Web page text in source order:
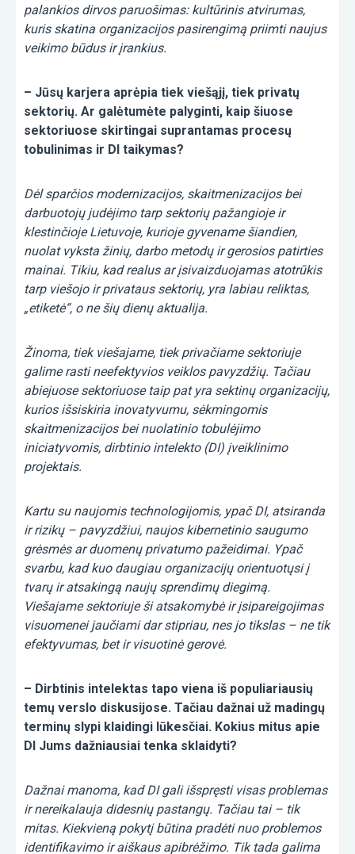
palankios dirvos paruošimas: kultūrinis atvirumas,
kuris skatina organizacijos pasirengimą priimti naujus
veikimo būdus ir įrankius.
– Jūsų karjera aprėpia tiek viešąjį, tiek privatų
sektorių. Ar galėtumėte palyginti, kaip šiuose
sektoriuose skirtingai suprantamas procesų
tobulinimas ir DI taikymas?
Dėl sparčios modernizacijos, skaitmenizacijos bei
darbuotojų judėjimo tarp sektorių pažangioje ir
klestinčioje Lietuvoje, kurioje gyvename šiandien,
nuolat vyksta žinių, darbo metodų ir gerosios patirties
mainai. Tikiu, kad realus ar įsivaizduojamas atotrūkis
tarp viešojo ir privataus sektorių, yra labiau reliktas,
„etiketė“, o ne šių dienų aktualija.
Žinoma, tiek viešajame, tiek privačiame sektoriuje
galime rasti neefektyvios veiklos pavyzdžių. Tačiau
abiejuose sektoriuose taip pat yra sektinų organizacijų,
kurios išsiskiria inovatyvumu, sėkmingomis
skaitmenizacijos bei nuolatinio tobulėjimo
iniciatyvomis, dirbtinio intelekto (DI) įveiklinimo
projektais.
Kartu su naujomis technologijomis, ypač DI, atsiranda
ir rizikų – pavyzdžiui, naujos kibernetinio saugumo
grėsmės ar duomenų privatumo pažeidimai. Ypač
svarbu, kad kuo daugiau organizacijų orientuotųsi į
tvarų ir atsakingą naujų sprendimų diegimą.
Viešajame sektoriuje ši atsakomybė ir įsipareigojimas
visuomenei jaučiami dar stipriau, nes jo tikslas – ne tik
efektyvumas, bet ir visuotinė gerovė.
– Dirbtinis intelektas tapo viena iš populiariausių
temų verslo diskusijose. Tačiau dažnai už madingų
terminų slypi klaidingi lūkesčiai. Kokius mitus apie
DI Jums dažniausiai tenka sklaidyti?
Dažnai manoma, kad DI gali išspręsti visas problemas
ir nereikalauja didesnių pastangų. Tačiau tai – tik
mitas. Kiekvieną pokytį būtina pradėti nuo problemos
identifikavimo ir aiškaus apibrėžimo. Tik tada galima